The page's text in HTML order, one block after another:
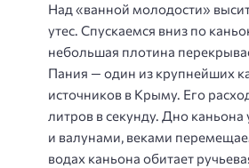
Над «ванной молодости»
утес. Спускаемся вниз по
небольшая плотина
Пания — один из крупнейших
источников в Крыму. Его
литров в секунду. Дно
и валунами, веками
водах каньона обитает